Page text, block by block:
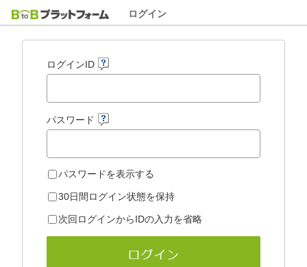
ログイン
ログインID
パスワード
パスワードを表示する
30日間ログイン状態を保持
次回ログインからIDの入力を省略